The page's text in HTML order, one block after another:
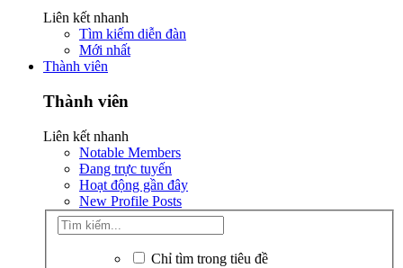
Liên kết nhanh
Tìm kiếm diễn đàn
Mới nhất
Thành viên
Thành viên
Liên kết nhanh
Notable Members
Đang trực tuyến
Hoạt động gần đây
New Profile Posts
Chỉ tìm trong tiêu đề